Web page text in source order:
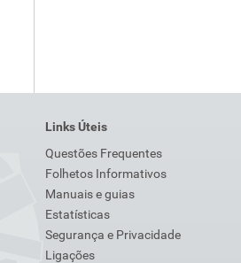
Links Úteis
Questões Frequentes
Folhetos Informativos
Manuais e guias
Estatísticas
Segurança e Privacidade
Ligações